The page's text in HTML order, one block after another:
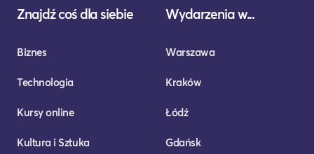
Znajdź coś dla siebie
Biznes
Technologia
Kursy online
Kultura i Sztuka
Wydarzenia w...
Warszawa
Kraków
Łódź
Gdańsk